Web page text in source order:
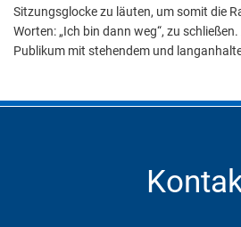
Sitzungsglocke zu läuten, um somit die
Worten: „Ich bin dann weg“, zu
Publikum mit stehendem und